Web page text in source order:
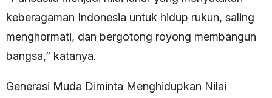
keberagaman Indonesia untuk hidup rukun, saling
menghormati, dan bergotong royong membangun
bangsa,” katanya.
Generasi Muda Diminta Menghidupkan Nilai